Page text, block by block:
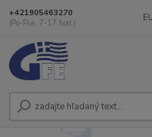
+421905463270
(Po-Pia, 7-17 hod.)